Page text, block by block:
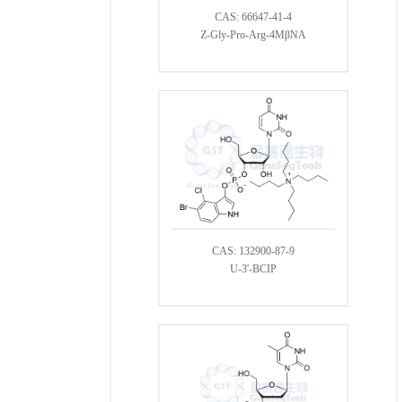
CAS: 66647-41-4
Z-Gly-Pro-Arg-4MβNA
CAS: 132900-87-9
U-3'-BCIP